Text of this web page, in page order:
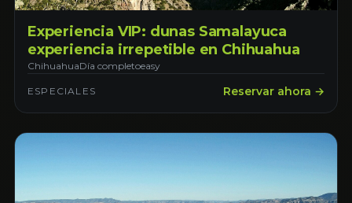
Experiencia VIP: dunas Samalayuca
experiencia irrepetible en Chihuahua
ChihuahuaDía completoeasy
ESPECIALES Reservar ahora →